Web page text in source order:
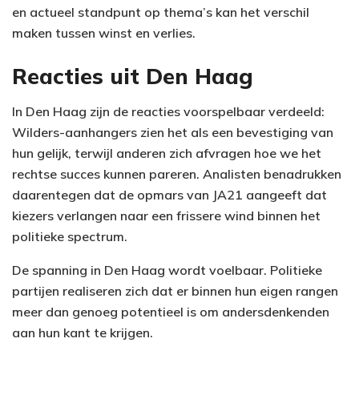
en actueel standpunt op thema’s kan het verschil
maken tussen winst en verlies.
Reacties uit Den Haag
In Den Haag zijn de reacties voorspelbaar verdeeld:
Wilders-aanhangers zien het als een bevestiging van
hun gelijk, terwijl anderen zich afvragen hoe we het
rechtse succes kunnen pareren. Analisten benadrukken
daarentegen dat de opmars van JA21 aangeeft dat
kiezers verlangen naar een frissere wind binnen het
politieke spectrum.
De spanning in Den Haag wordt voelbaar. Politieke
partijen realiseren zich dat er binnen hun eigen rangen
meer dan genoeg potentieel is om andersdenkenden
aan hun kant te krijgen.